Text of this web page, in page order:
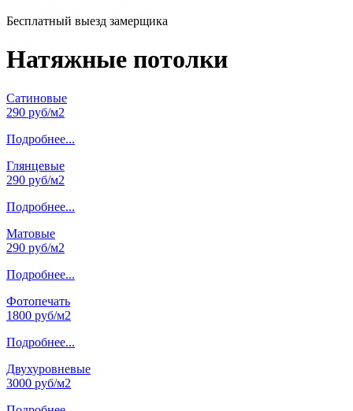
Бесплатный выезд замерщика
Натяжные потолки
Сатиновые
290 руб/м2
Подробнее...
Глянцевые
290 руб/м2
Подробнее...
Матовые
290 руб/м2
Подробнее...
Фотопечать
1800 руб/м2
Подробнее...
Двухуровневые
3000 руб/м2